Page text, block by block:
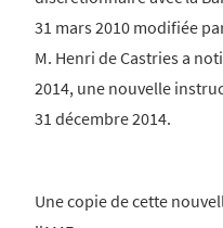
31 mars 2010 modifiée
M. Henri de Castries a
2014, une nouvelle
31 décembre 2014.
Une copie de cette